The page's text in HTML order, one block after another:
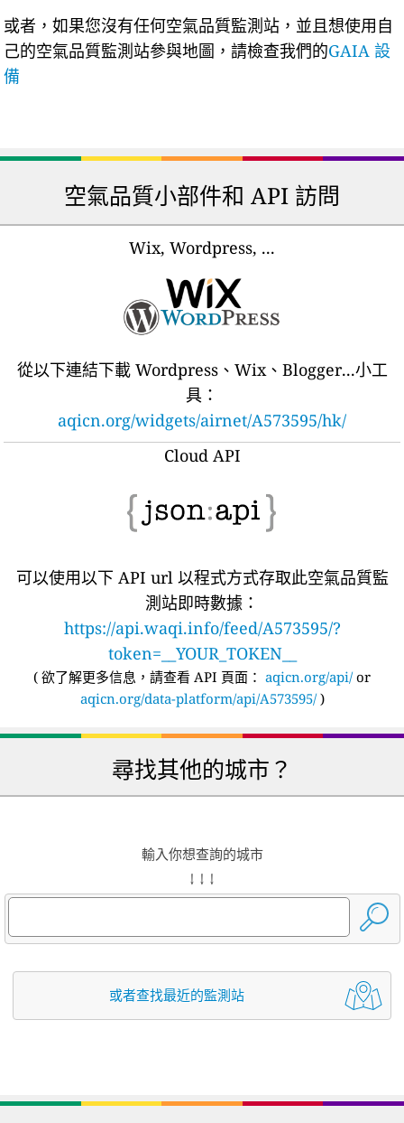
或者，如果您沒有任何空氣品質監測站，並且想使用自
己的空氣品質監測站參與地圖，請檢查我們的GAIA 設
備
空氣品質小部件和 API 訪問
Wix, Wordpress, ...
從以下連結下載 Wordpress、Wix、Blogger...小工
具：
aqicn.org/widgets/airnet/A573595/hk/
Cloud API
可以使用以下 API url 以程式方式存取此空氣品質監
測站即時數據：
https://api.waqi.info/feed/A573595/?
token=__YOUR_TOKEN__
( 欲了解更多信息，請查看 API 頁面： aqicn.org/api/or
aqicn.org/data-platform/api/A573595/)
尋找其他的城市？
輸入你想查詢的城市
↓ ↓ ↓
或者查找最近的監測站